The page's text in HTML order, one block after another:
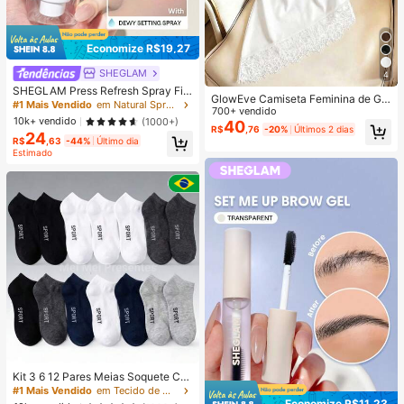
Economize R$19,27
SHEGLAM
SHEGLAM Press Refresh Spray Fix
ador Marca De Beleza CosméTicos
Maquiagem Para Mulheres E Menin
as
#1 Mais Vendido
em Natural Spray de fixação
10k+ vendido
(1000+)
R$24 ,63 -44% Último dia
Estimado
Kit 3 6 12 Pares Meias Soquete Ca
no Curto Unissex Multicolorido 40-
#1 Mais Vendido
em Tecido de malha Meias masculinas até o tornozel
4
GlowEve Camiseta Feminina de Gol
a Redonda com Patchwork de Ren
da, Casual e Versátil para Uso Diári
o
700+ vendido
R$40 ,76 -20% Últimos 2 dias